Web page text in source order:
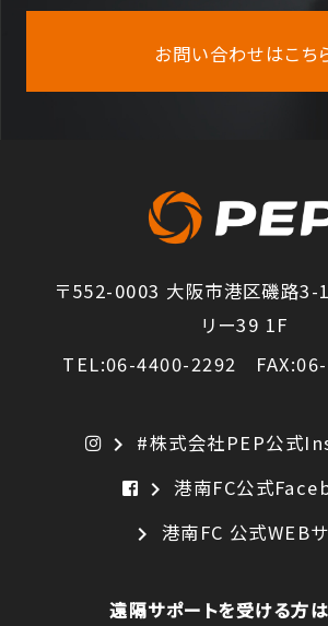
お問い合わせはこち
〒552-0003 大阪市港区磯路3-
リー39 1F
TEL:06-4400-2292
chevron_right #株式会社PEP公式
chevron_right 港南FC公式
chevron_right 港南FC 公式WEBサ
遠隔サポートを受ける方